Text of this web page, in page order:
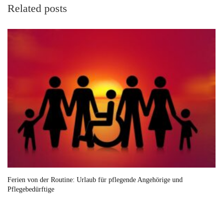
Related posts
Ferien von der Routine: Urlaub für pflegende Angehörige und
Pflegebedürftige